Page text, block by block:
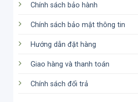
Chính sách bảo hành
Chính sách bảo mật thông tin
Hướng dẫn đặt hàng
Giao hàng và thanh toán
Chính sách đổi trả